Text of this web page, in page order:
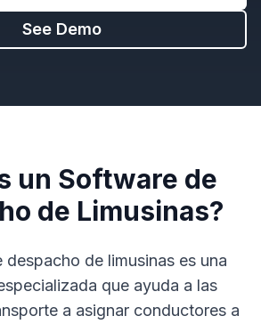
See Demo
un Software de
de Limusinas?
despacho de limusinas es una
que ayuda a las
a asignar conductores a